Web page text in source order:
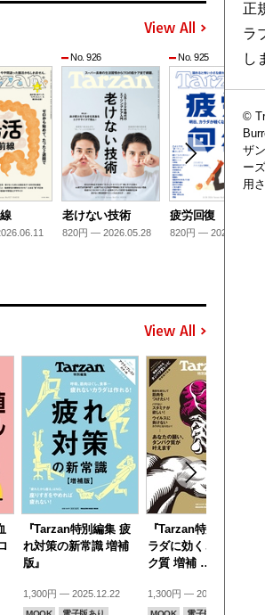
View All
No. 926
老けない技術
820円 — 2026.05.28
No. 925
疲労回復
820円 — 2026.05.14
View All
『Tarzan特別編集 疲
れ対策の新常識 増補
版』
1,300円 — 2025.12.22
『Tarzan特別編集 カ
ラダに効く、タンパ
ク質 増補 …』
1,300円 — 2025.11.13
正
ラ
し
©
ザ
ー
用